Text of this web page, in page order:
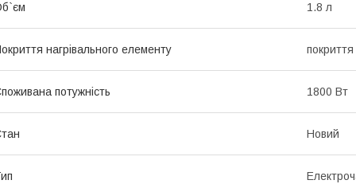
1.8 л
нагрівального елементу покриття
потужність 1800 Вт
Новий